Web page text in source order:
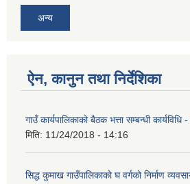
अन्य
ऐन, कानुन तथा निर्देशिका
गाउँ कार्यपालिकाको बैठक भत्ता सम्बन्धी
मिति: 11/24/2018 - 14:16
सिद्ध कुमाख गाउँपालिकाको घ वर्गको निर्माण